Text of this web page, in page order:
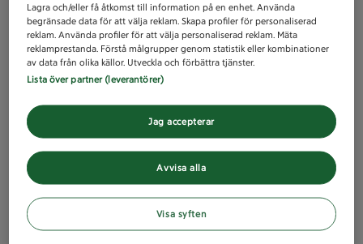
Lagra och/eller få åtkomst till information på en enhet. Använda
begränsade data för att välja reklam. Skapa profiler för personaliserad
reklam. Använda profiler för att välja personaliserad reklam. Mäta
reklamprestanda. Förstå målgrupper genom statistik eller kombinationer
av data från olika källor. Utveckla och förbättra tjänster.
Lista över partner (leverantörer)
Avvisa alla
Jag accepterar
Visa syften